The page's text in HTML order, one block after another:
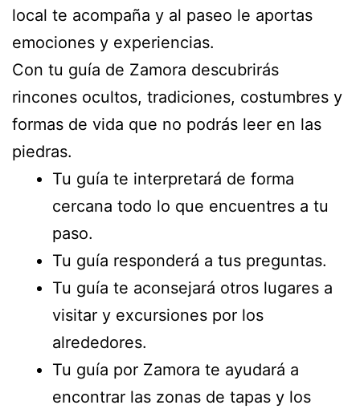
local te acompaña y al paseo le aportas
emociones y experiencias.
Con tu guía de Zamora descubrirás
rincones ocultos, tradiciones, costumbres y
formas de vida que no podrás leer en las
piedras.
Tu guía te interpretará de forma
cercana todo lo que encuentres a tu
paso.
Tu guía responderá a tus preguntas.
Tu guía te aconsejará otros lugares a
visitar y excursiones por los
alrededores.
Tu guía por Zamora te ayudará a
encontrar las zonas de tapas y los